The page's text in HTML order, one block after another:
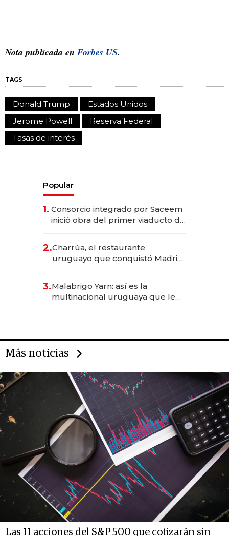
Nota publicada enForbes US.
TAGS
Donald Trump
Estados Unidos
Jerome Powell
Reserva Federal
Tasas de interés
Popular
1. Consorcio integrado por Saceem
inició obra del primer viaducto de
millones
2.Charrúa, el restaurante
uruguayo que conquistó Madrid:
anticipación y prepara apertura
3.Malabrigo Yarn: así es la
multinacional uruguaya que le
Más noticias
Las 11 acciones del S&P 500 que cotizarán sin